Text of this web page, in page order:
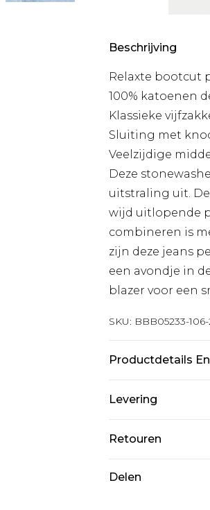
Beschrijving
Relaxte bootcut
100% katoenen
Klassieke
Sluiting met
Veelzijdige
Deze
uitstraling uit.
wijd uitlopende
combineren is
zijn deze jeans
een avondje in
blazer voor een
SKU: BBB05233-
Productdetails
Levering
Expressdienst
Retouren
Delen